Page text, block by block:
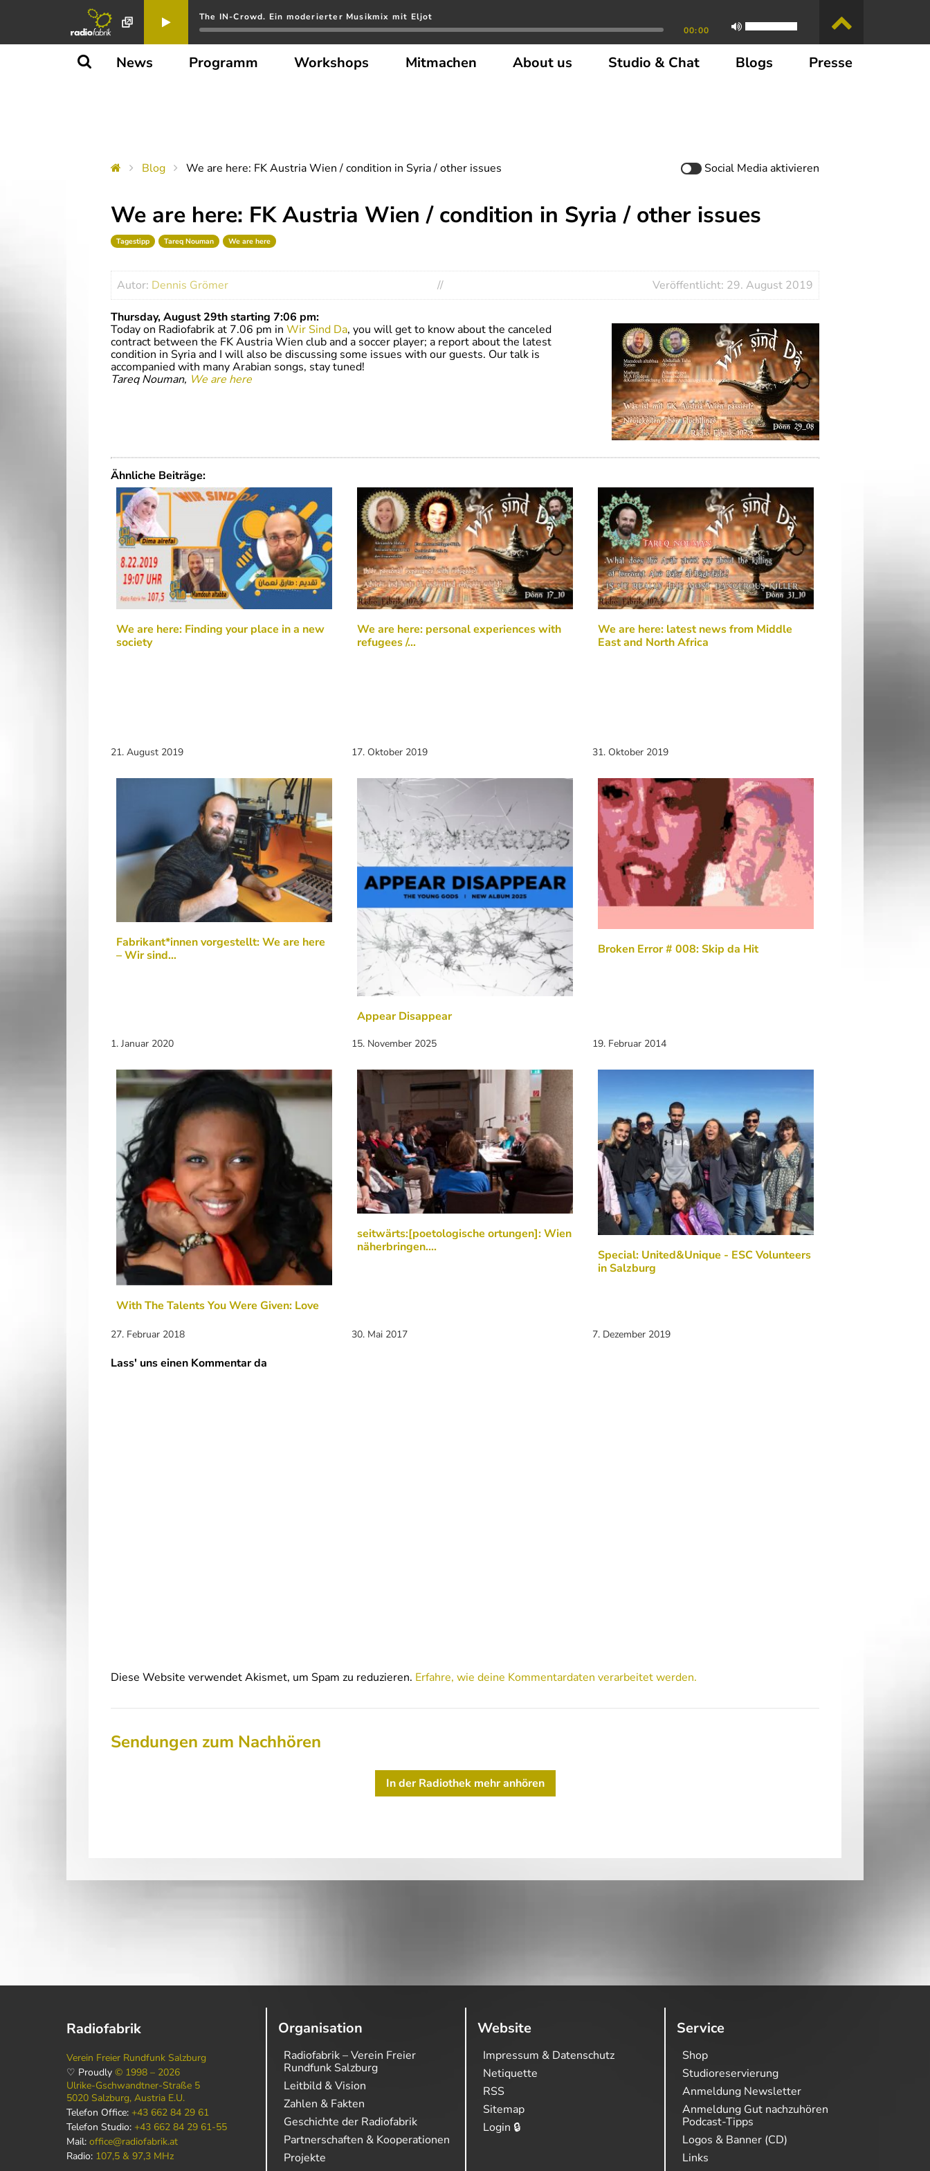
The IN-Crowd. Ein moderierter Musikmix mit Eljot
00:00
News Programm Workshops Mitmachen About us Studio & Chat Blogs Presse
Blog We are here: FK Austria Wien / condition in Syria / other issues Social Mediaaktivieren
We are here: FK Austria Wien / condition in Syria / other issues
Tagestipp Tareq Nouman We are here
Autor: Dennis Grömer // Veröffentlicht: 29. August 2019
Thursday, August 29th starting 7:06 pm:
Today on Radiofabrik at 7.06 pm in Wir Sind Da, you will get to know about the canceled
contract between the FK Austria Wien club and a soccer player; a report about the latest
condition in Syria and I will also be discussing some issues with our guests. Our talk is
accompanied with many Arabian songs, stay tuned!
Tareq Nouman, We are here
Ähnliche Beiträge:
We are here: Finding your place in a new
society
21. August 2019
We are here: personal experiences with
refugees /…
17. Oktober 2019
We are here: latest news from Middle
East and North Africa
31. Oktober 2019
Fabrikant*innen vorgestellt: We are here
– Wir sind…
1. Januar 2020
Appear Disappear
15. November 2025
Broken Error # 008: Skip da Hit
19. Februar 2014
With The Talents You Were Given: Love
27. Februar 2018
seitwärts:[poetologische ortungen]: Wien
näherbringen....
30. Mai 2017
Special: United&Unique - ESC Volunteers
in Salzburg
7. Dezember 2019
Lass' uns einen Kommentar da
Diese Website verwendet Akismet, um Spam zu reduzieren. Erfahre, wie deine Kommentardaten verarbeitet werden.
Sendungen zum Nachhören
In der Radiothek mehr anhören
Radiofabrik
Verein Freier Rundfunk Salzburg
♡ Proudly © 1998 – 2026
Ulrike-Gschwandtner-Straße 5
5020 Salzburg, Austria E.U.
Telefon Office: +43 662 84 29 61
Telefon Studio: +43 662 84 29 61-55
Mail: office@radiofabrik.at
Radio: 107,5 & 97,3 MHz
Organisation
Radiofabrik – Verein Freier
Rundfunk Salzburg
Leitbild & Vision
Zahlen & Fakten
Geschichte der Radiofabrik
Partnerschaften & Kooperationen
Projekte
Website
Impressum & Datenschutz
Netiquette
RSS
Sitemap
Login 🔒
Service
Shop
Studioreservierung
Anmeldung Newsletter
Anmeldung Gut nachzuhören
Podcast-Tipps
Logos & Banner (CD)
Links